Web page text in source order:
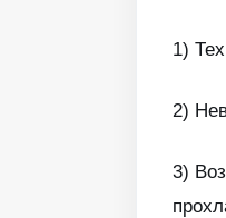
1)
2)
3)